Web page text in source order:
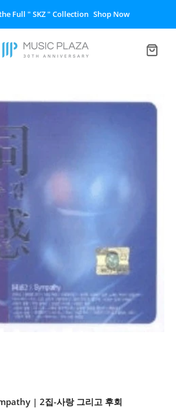
Full " SKZ " Collection Shop Now
| 2집-사랑 그리고 후회